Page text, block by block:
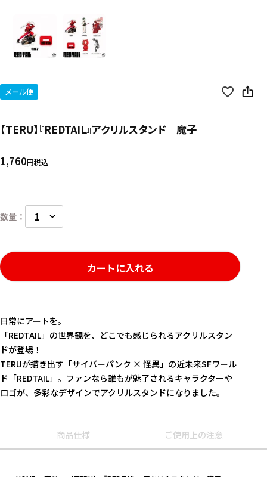
メール便
【TERU】『REDTAIL』アクリルスタンド 魔子
1,760 税込
カートに入れる
日常にアートを――。
「REDTAIL」の世界観を、どこでも感じられるアクリルスタン
ドが登場！
TERUが描き出す「サイバーパンク × 怪異」の近未来SFワール
ド「REDTAIL」。ファンなら誰もが魅了されるキャラクターや
ロゴが、多彩なデザインでアクリルスタンドになりました。
商品仕様 ご使用上の注意
作品